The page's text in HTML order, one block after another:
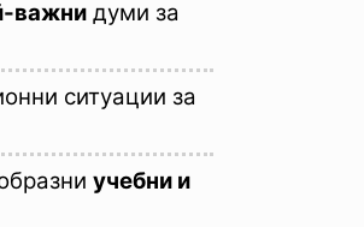
важни думи за
ситуации за
учебни и